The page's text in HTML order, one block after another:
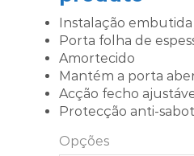
Instalação embutida
Porta folha de
Amortecido
Mantém a porta
Acção fecho
Protecção anti-
Opções